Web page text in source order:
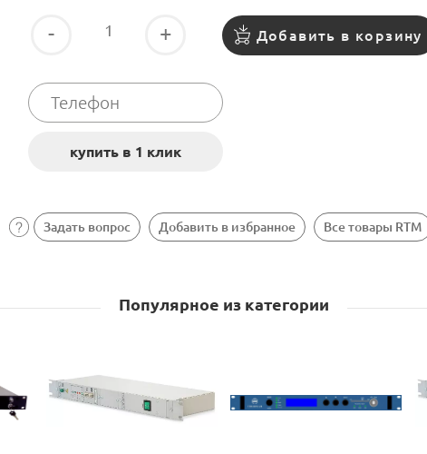
- + Добавить в корзину
Задать вопрос Добавить в избранное Все товары RTM
Популярное из категории